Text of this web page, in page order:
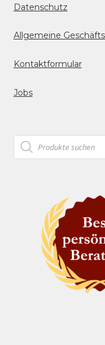
Datenschutz
Allgemeine
Kontaktformular
Jobs
Products
search